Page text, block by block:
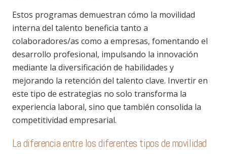
Estos programas demuestran cómo la movilidad
interna del talento beneficia tanto a
colaboradores/as como a empresas, fomentando el
desarrollo profesional, impulsando la innovación
mediante la diversificación de habilidades y
mejorando la retención del talento clave. Invertir en
este tipo de estrategias no solo transforma la
experiencia laboral, sino que también consolida la
competitividad empresarial.
La diferencia entre los diferentes tipos de movilidad